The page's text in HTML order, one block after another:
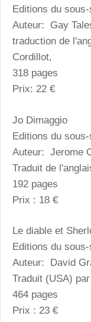
Editions du
Auteur: Gay
traduction de
Cordillot,
318 pages
Prix: 22 €
Jo Dimaggio
Editions du
Auteur: Jerome
Traduit de
192 pages
Prix : 18 €
Le diable et
Editions du
Auteur: David
Traduit (USA)
464 pages
Prix : 23 €